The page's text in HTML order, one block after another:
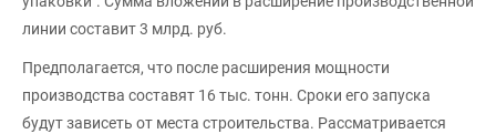
линии составит 3 млрд. руб.
Предполагается, что после расширения мощности
производства составят 16 тыс. тонн. Сроки его запуска
будут зависеть от места строительства. Рассматривается